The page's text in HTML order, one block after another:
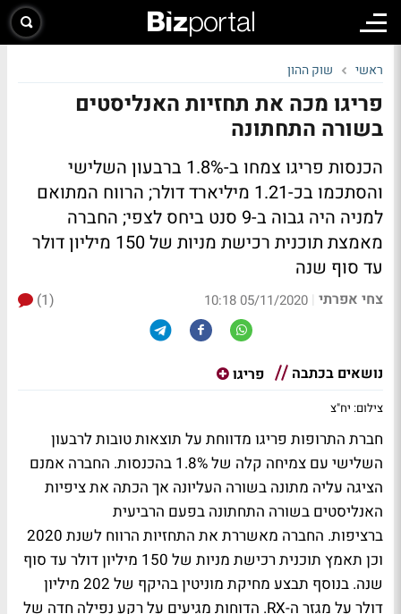
ראשי שוק ההון
פריגו מכה את תחזיות האנליסטים
בשורה התחתונה
הכנסות פריגו צמחו ב-1.8% ברבעון השלישי
והסתכמו בכ-1.21 מיליארד דולר; הרווח המתואם
למניה היה גבוה ב-9 סנט ביחס לצפי; החברה
מאמצת תוכנית רכישת מניות של 150 מיליון דולר
עד סוף שנה
צחי אפרתי |
05/11/2020 10:18
(1)
נושאים בכתבה פריגו
צילום: יח"צ
חברת התרופות פריגו מדווחת על תוצאות טובות לרבעון
השלישי עם צמיחה קלה של 1.8% בהכנסות. החברה אמנם
הציגה עליה מתונה בשורה העליונה אך הכתה את ציפיות
האנליסטים בשורה התחתונה בפעם הרביעית
ברציפות. החברה מאשררת את התחזיות הרווח לשנת 2020
וכן תאמץ תוכנית רכישת מניות של 150 מיליון דולר עד סוף
שנה. בנוסף תבצע מחיקת מוניטין בהיקף של 202 מיליון
דולר על מגזר ה-RX. הדוחות מגיעים על רקע נפילה חדה של